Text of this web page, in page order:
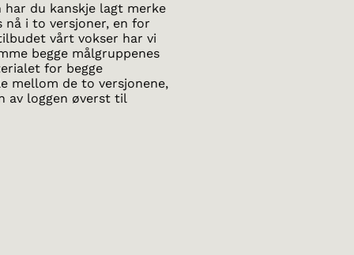
du kanskje lagt merke
i to versjoner, en for
vårt vokser har vi
begge målgruppenes
for begge
mellom de to versjonene,
av loggen øverst til